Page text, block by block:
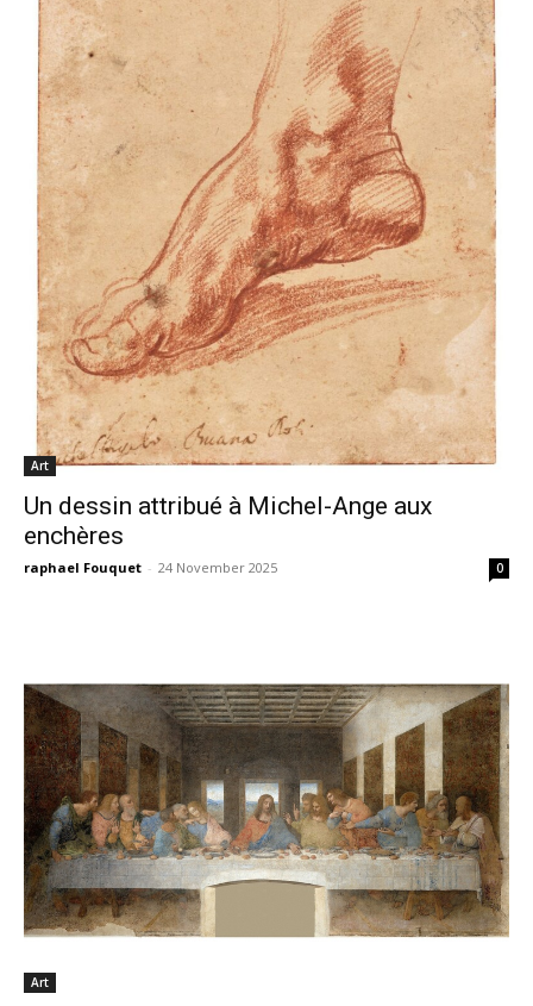
Art
Un dessin attribué à Michel-Ange aux
enchères
raphael Fouquet - 24 November 2025 0
Art